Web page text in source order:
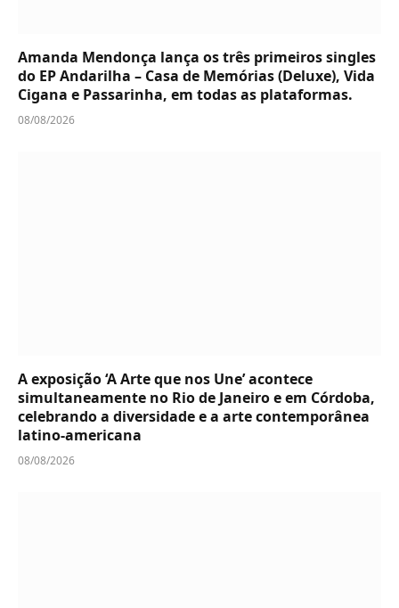
Amanda Mendonça lança os três primeiros singles
do EP Andarilha – Casa de Memórias (Deluxe), Vida
Cigana e Passarinha, em todas as plataformas.
08/08/2026
A exposição ‘A Arte que nos Une’ acontece
simultaneamente no Rio de Janeiro e em Córdoba,
celebrando a diversidade e a arte contemporânea
latino-americana
08/08/2026